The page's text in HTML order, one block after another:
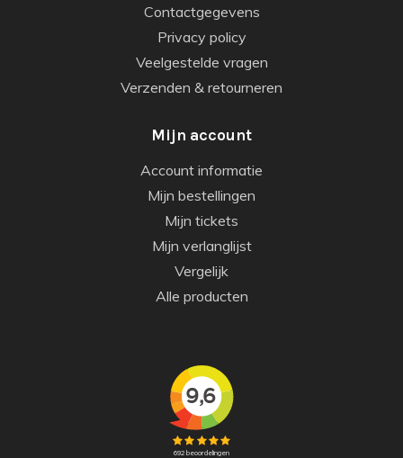
Contactgegevens
Privacy policy
Veelgestelde vragen
Verzenden & retourneren
Mijn account
Account informatie
Mijn bestellingen
Mijn tickets
Mijn verlanglijst
Vergelijk
Alle producten